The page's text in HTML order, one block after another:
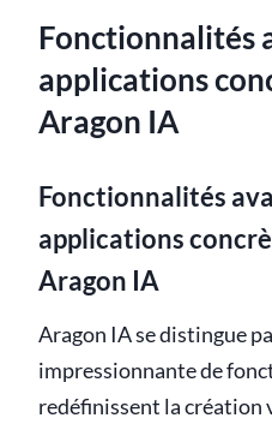
Fonctionnalités
applications
Aragon IA
Fonctionnalités
applications
Aragon IA
Aragon IA se distingue
impressionnante de
redéfinissent la création